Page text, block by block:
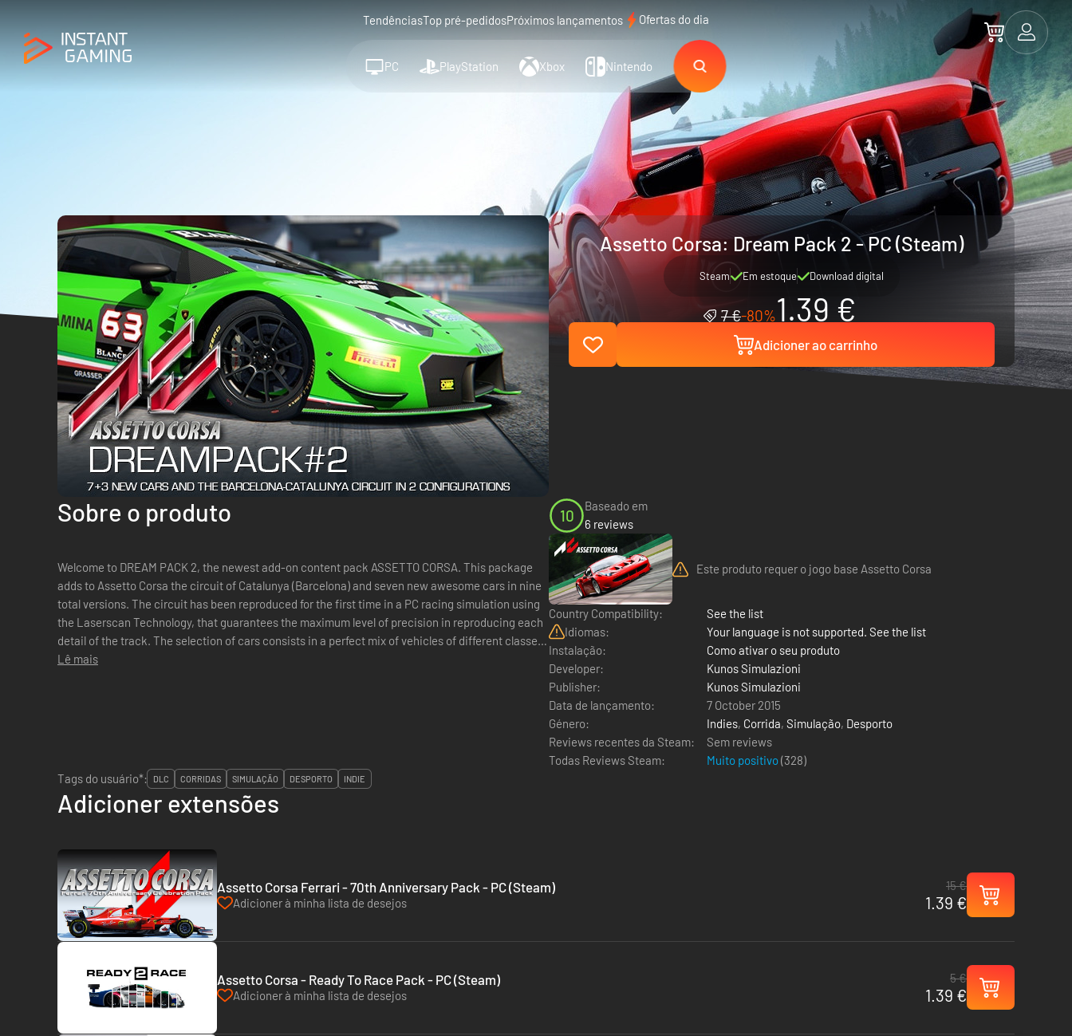
TendênciasTop pré-pedidosPróximos lançamentos Ofertas do dia
PC PlayStation Xbox Nintendo
Assetto Corsa: Dream Pack 2 - PC (Steam)
Steam Em estoque Download digital
7 €-80%1.39 €
Adicioner ao carrinho
Sobre o produto
Welcome to DREAM PACK 2, the newest add-on content pack ASSETTO CORSA. This package
adds to Assetto Corsa the circuit of Catalunya (Barcelona) and seven new awesome cars in nine
total versions. The circuit has been reproduced for the first time in a PC racing simulation using
the Laserscan Technology, that guarantees the maximum level of precision in reproducing each
detail of the track. The selection of cars consists in a perfect mix of vehicles of different classes,
type and ages, ready to s...
Lê mais
10
Baseado em
6 reviews
Este produto requer o jogo base Assetto Corsa
Country Compatibility:
See the list
Idiomas:
Your language is not supported. See the list
Instalação:
Como ativar o seu produto
Developer:
Kunos Simulazioni
Publisher:
Kunos Simulazioni
Data de lançamento:
7 October 2015
Género:
Indies, Corrida, Simulação, Desporto
Reviews recentes da Steam:
Sem reviews
Todas Reviews Steam:
Muito positivo(328)
Tags do usuário*:
DLC CORRIDAS SIMULAÇÃO DESPORTO INDIE
Adicioner extensões
Assetto Corsa Ferrari - 70th Anniversary Pack - PC (Steam)
Adicioner à minha lista de desejos
15 €
1.39 €
Assetto Corsa - Ready To Race Pack - PC (Steam)
Adicioner à minha lista de desejos
5 €
1.39 €